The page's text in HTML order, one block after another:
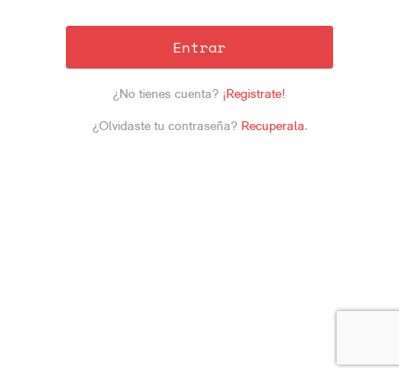
Entrar
¿No tienes cuenta? ¡Registrate!
¿Olvidaste tu contraseña? Recuperala.